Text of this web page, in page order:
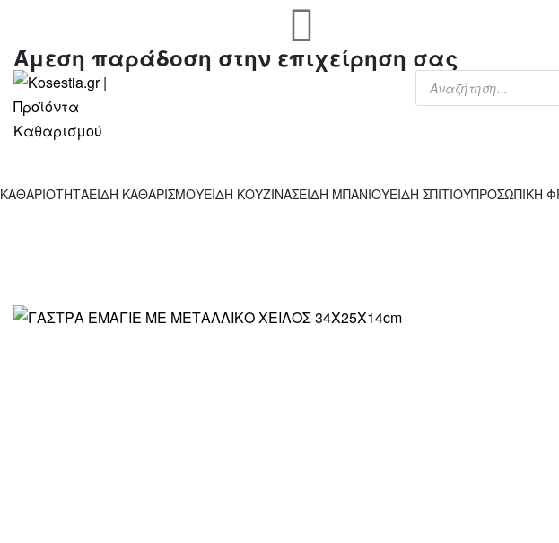
Άμεση παράδοση στην επιχείρηση σας
ΚΑΘΑΡΙΟΤΗΤΑΕΙΔΗ ΚΑΘΑΡΙΣΜΟΥΕΙΔΗ ΚΟΥΖΙΝΑΣΕΙΔΗ ΜΠΑΝΙΟΥΕΙΔΗ ΣΠΙΤΙΟΥΠΡΟΣΩΠΙΚΗ